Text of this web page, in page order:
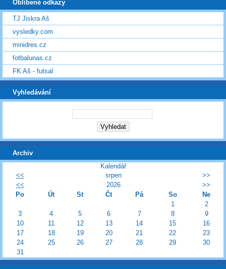
Oblíbené odkazy
TJ Jiskra Aš
vysledky.com
minidres.cz
fotbalunas.cz
FK Aš - futsal
Vyhledávání
Archiv
Kalendář
<<
srpen
>>
<<
2026
>>
Po
Út St Čt Pá So
Ne
1
2
3
4 5 6 7 8
9
10
11 12 13 14 15
16
17
18 19 20 21 22
23
24
25 26 27 28 29
30
31